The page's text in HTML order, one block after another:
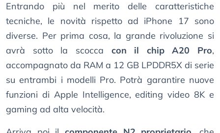
Entrando più nel merito delle caratteristiche
tecniche, le novità rispetto ad iPhone 17 sono
diverse. Per prima cosa, la grande rivoluzione si
avrà sotto la scocca con il chip A20 Pro,
accompagnato da RAM a 12 GB LPDDR5X di serie
su entrambi i modelli Pro. Potrà garantire nuove
funzioni di Apple Intelligence, editing video 8K e
gaming ad alta velocità.